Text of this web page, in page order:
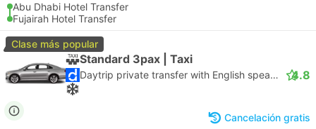
Abu Dhabi Hotel Transfer
Fujairah Hotel Transfer
Clase más popular
Standard 3pax | Taxi
Daytrip private transfer with English speaking driver 4.8
Cancelación gratis